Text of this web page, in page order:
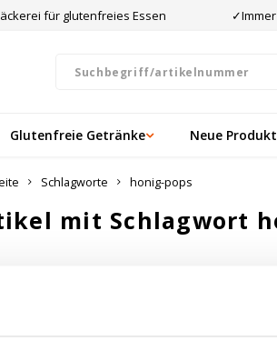
für glutenfreies Essen
Glutenfreie Getränke Neue
Schlagworte honig-pops
mit Schlagwort